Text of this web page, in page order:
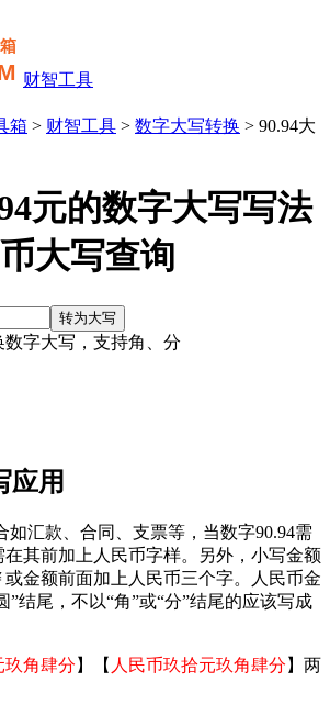
财智工具
箱 > 财智工具 > 数字大写转换 > 90.94大
元的数字大写写法
大写查询
字大写，支持角、分
应用
如汇款、合同、支票等，当数字90.94需
其前加上人民币字样。另外，小写金额
金额前面加上人民币三个字。人民币金
”结尾，不以“角”或“分”结尾的应该写成
玖角肆分 】【 人民币玖拾元玖角肆分 】两